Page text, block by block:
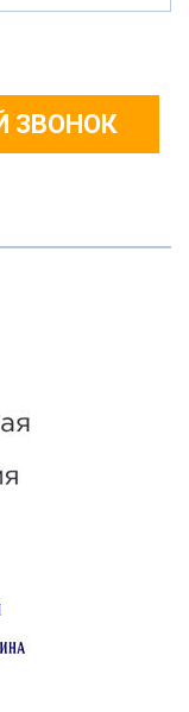
ЗВОНОК